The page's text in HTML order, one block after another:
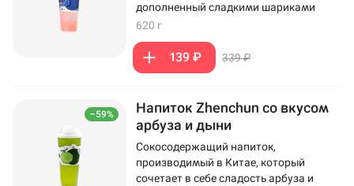
дополненный сладкими шариками
620 г
139 ₽ 339 ₽
–59%
Напиток Zhenchun со вкусом
арбуза и дыни
Сокосодержащий напиток,
производимый в Китае, который
сочетает в себе сладость арбуза и